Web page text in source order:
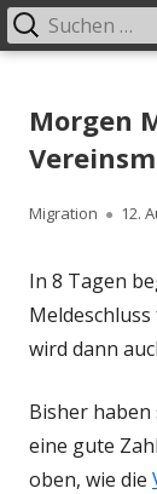
zum
Primäres
Morgen
Autor
Migration 12.
In 8 Tagen
wird dann
Bisher haben
eine gute
oben, wie die